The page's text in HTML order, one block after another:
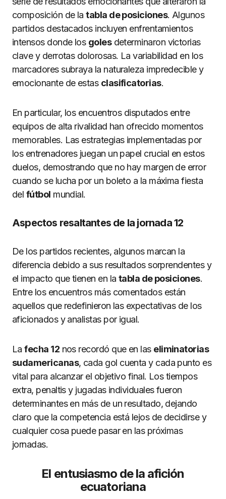
composición de latabla de posiciones. Algunos
partidos destacados incluyen enfrentamientos
intensos donde los golesdeterminaron victorias
clave y derrotas dolorosas. La variabilidad en los
marcadores subraya la naturaleza impredecible y
emocionante de estas clasificatorias.
En particular, los encuentros disputados entre
equipos de alta rivalidad han ofrecido momentos
memorables. Las estrategias implementadas por
los entrenadores juegan un papel crucial en estos
duelos, demostrando que no hay margen de error
cuando se lucha por un boleto a la máxima fiesta
del fútbol mundial.
Aspectos resaltantes de la jornada 12
De los partidos recientes, algunos marcan la
diferencia debido a sus resultados sorprendentes y
el impacto que tienen en la tabla de posiciones.
Entre los encuentros más comentados están
aquellos que redefinieron las expectativas de los
aficionados y analistas por igual.
Lafecha 12 nos recordó que en las eliminatorias
sudamericanas, cada gol cuenta y cada punto es
vital para alcanzar el objetivo final. Los tiempos
extra, penaltis y jugadas individuales fueron
determinantes en más de un resultado, dejando
claro que la competencia está lejos de decidirse y
cualquier cosa puede pasar en las próximas
jornadas.
El entusiasmo de la afición
ecuatoriana